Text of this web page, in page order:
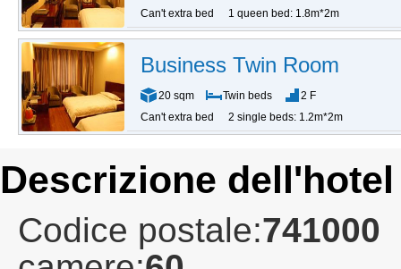
Can't extra bed
1 queen bed: 1.8m*2m
Business Twin Room
20 sqm Twin beds
2 F
Can't extra bed
2 single beds: 1.2m*2m
Descrizione dell'hotel
Codice postale:741000